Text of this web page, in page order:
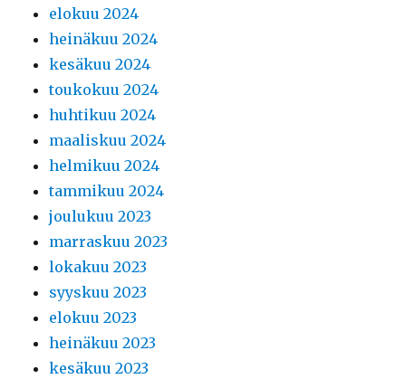
elokuu 2024
heinäkuu 2024
kesäkuu 2024
toukokuu 2024
huhtikuu 2024
maaliskuu 2024
helmikuu 2024
tammikuu 2024
joulukuu 2023
marraskuu 2023
lokakuu 2023
syyskuu 2023
elokuu 2023
heinäkuu 2023
kesäkuu 2023